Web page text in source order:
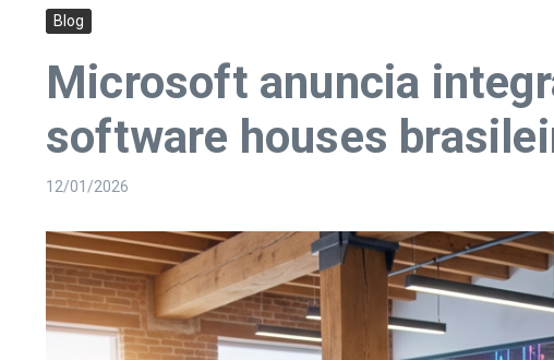
Blog
Microsoft anuncia
software houses
12/01/2026